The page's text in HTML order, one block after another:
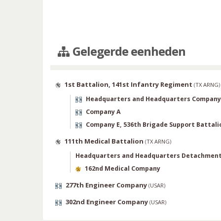
Gelegerde eenheden
1st Battalion, 141st Infantry Regiment (TX ARNG)
Headquarters and Headquarters Company
Company A
Company E, 536th Brigade Support
111th Medical Battalion (TX ARNG)
Headquarters and Headquarters
162nd Medical Company
277th Engineer Company (USAR)
302nd Engineer Company (USAR)